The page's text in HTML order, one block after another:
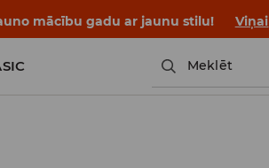
mācību gadu ar jaunu stilu! Viņai
Meklēt